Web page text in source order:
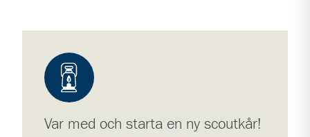
Var med och starta en ny scoutkår!